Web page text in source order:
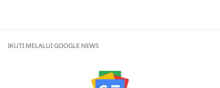
IKUTI MELALUI GOOGLE NEWS